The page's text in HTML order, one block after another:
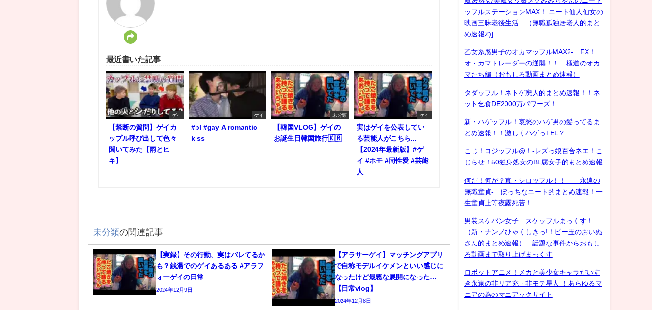
最近書いた記事
ゲイ
【禁断の質問】ゲイカ
ップル呼び出して色々
聞いてみた【雨とヒ
キ】
ゲイ
#bl #gay A romantic
kiss
未分類
【韓国VLOG】ゲイの
お誕生日韓国旅行🇰🇷
ゲイ
実はゲイを公表してい
る芸能人がこちら...
【2024年最新版】#ゲ
イ #ホモ #同性愛 #芸能
人
未分類の関連記事
【実録】その行動、実はバレてるか
も？銭湯でのゲイあるある #アラフ
ォーゲイの日常
2024年12月9日
【アラサーゲイ】マッチングアプリ
で自称モデルイケメンといい感じに
なったけど最悪な展開になった…
【日常vlog】
2024年12月8日
ッフルステーションMAX！ ニート仙人仙女の
映画三昧老後生活！（無職孤独居老人的まと
め速報Z)]
乙女系腐男子のオカマッフルMAX2- FX！
オ・カマトレーダーの逆襲！！ 極道のオカ
マたち編（おもしろ動画まとめ速報）
タダッフル！ネトゲ廃人的まとめ速報！！ネ
ット乞食DE2000万パワーズ！
新・ハゲッフル！哀愁のハゲ男の髪ってるま
とめ速報！！激しくハゲっTEL？
こじ！コジッフル@！-レズっ娘百合ネエ！こ
じらせ！50独身処女のBL腐女子的まとめ速報-
何だ！何が？真・シロッフル！！ 永遠の
無職童貞- ぼっちなニート的まとめ速報！一
生童貞上等夜露死苦！
男装スケバン女子！スケッフルまっくす！
（新・ナンノひゃくしきっ!！ビー玉のおいぬ
さん的まとめ速報） 話題な事件からおもし
ろ動画まで取り上げまっくす
ロボットアニメ！メカと美少女キャラだいす
き永遠の非リア充・非モテ星人 ！あらゆるマ
ニアの為のマニアックサイト